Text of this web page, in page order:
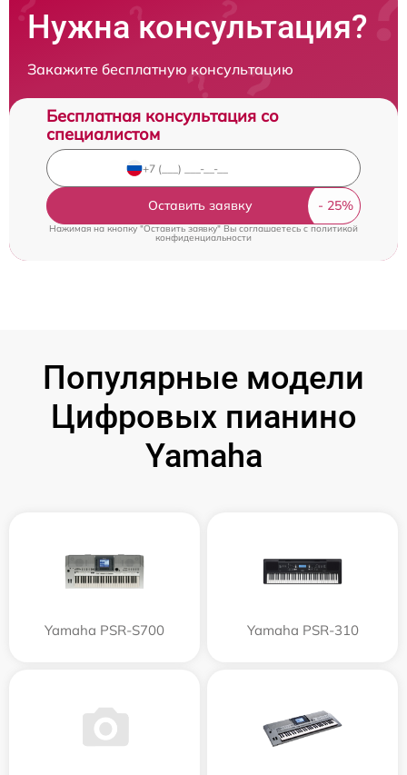
Нужна консультация?
Закажите бесплатную консультацию
Бесплатная консультация со
специалистом
Оставить заявку
Нажимая на кнопку "Оставить заявку" Вы соглашаетесь cполитикой
конфиденциальности
Популярные модели
Цифровых пианино
Yamaha
Yamaha PSR-S700 Yamaha PSR-310